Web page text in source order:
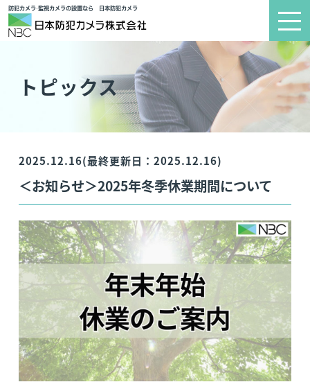
防犯カメラ·監視カメラの設置なら 日本防犯カメラ
トピックス
2025.12.16(最終更新日：2025.12.16)
＜お知らせ＞2025年冬季休業期間について